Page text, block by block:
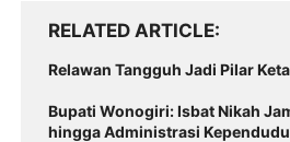
RELATED ARTICLE
Relawan Tangguh Jadi Pilar
Bupati Wonogiri: Isbat Nikah
hingga Administrasi